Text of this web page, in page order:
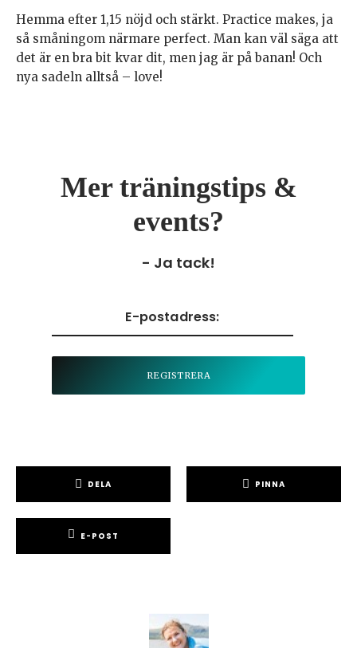
Hemma efter 1,15 nöjd och stärkt. Practice makes, ja
så småningom närmare perfect. Man kan väl säga att
det är en bra bit kvar dit, men jag är på banan! Och
nya sadeln alltså – love!
Mer träningstips &
events?
- Ja tack!
DELA PINNA
E-POST